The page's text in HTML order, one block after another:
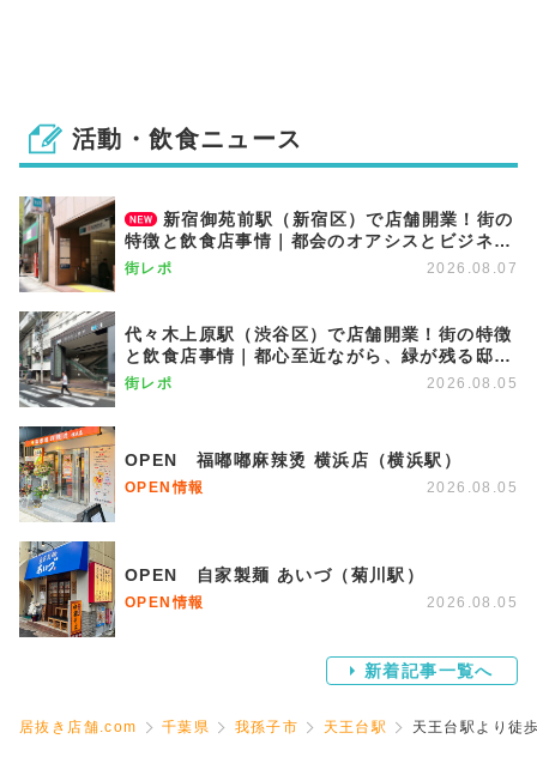
活動・飲食ニュース
新宿御苑前駅（新宿区）で店舗開業！街の
特徴と飲食店事情｜都会のオアシスとビジネス
街が調和する優雅な街
街レポ 2026.08.07
代々木上原駅（渋谷区）で店舗開業！街の特徴
と飲食店事情｜都心至近ながら、緑が残る邸宅
エリア
街レポ 2026.08.05
OPEN 福嘟嘟麻辣烫 横浜店（横浜駅）
OPEN情報 2026.08.05
OPEN 自家製麺 あいづ（菊川駅）
OPEN情報 2026.08.05
新着記事一覧へ
居抜き店舗.com 千葉県 我孫子市 天王台駅 天王台駅より徒